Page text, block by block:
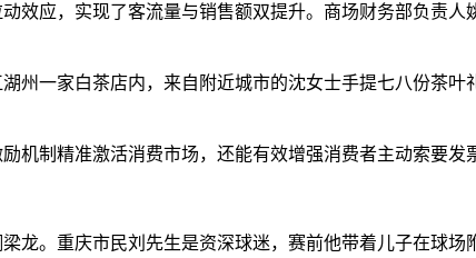
效应，实现了客流量与销售额双提升。商场财务部负责
州一家白茶店内，来自附近城市的沈女士手提七八份茶
机制精准激活消费市场，还能有效增强消费者主动索要
龙。重庆市民刘先生是资深球迷，赛前他带着儿子在球